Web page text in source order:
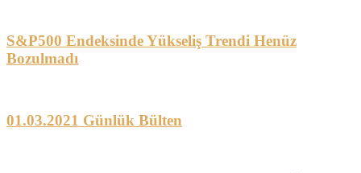
S&P500 Endeksinde Yükseliş Trendi Henüz
Bozulmadı
01.03.2021 Günlük Bülten